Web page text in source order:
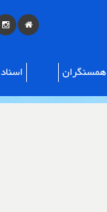
همسنگران اسناد